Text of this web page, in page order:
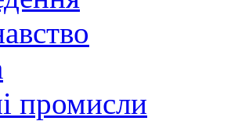
промисли